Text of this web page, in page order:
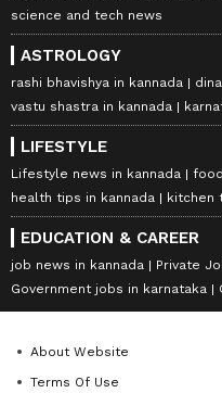
science and tech news
ASTROLOGY
rashi bhavishya in kannada
vastu shastra in kannada
LIFESTYLE
Lifestyle news in kannada
health tips in kannada
kitchen
EDUCATION & CAREER
job news in kannada Private
Government jobs in karnataka
About Website
Terms Of Use